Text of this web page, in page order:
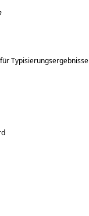
Typisierungsergebnisse